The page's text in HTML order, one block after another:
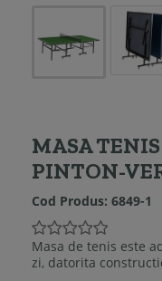
MASA
PINTON-
Cod Produs: 6849-1
Masa de tenis este
zi, datorita